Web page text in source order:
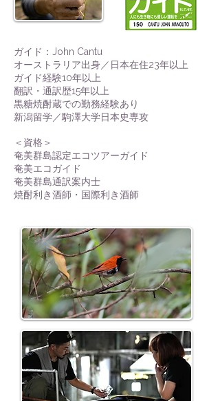
​ガイド：John Cantu
オーストラリア出身／日本在住23年以上
ガイド経験10年以上
翻訳・通訳歴15年以上
黒糖焼酎蔵での勤務経験あり
新潟留学／駒澤大学日本史専攻
＜資格＞
奄美群島認定エコツアーガイド
奄美エコガイド
奄美群島通訳案内士
焼酎利き酒師・国際利き酒師​